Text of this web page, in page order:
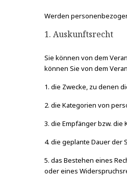
Werden
1. Auskunftsrecht
Sie können von dem
können Sie von dem
1. die Zwecke, zu denen
2. die Kategorien von
3. die Empfänger bzw.
4. die geplante Dauer
5. das Bestehen eines
oder eines